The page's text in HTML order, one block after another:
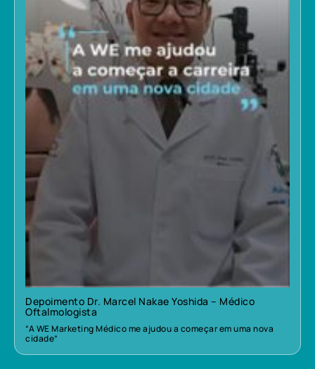
Depoimento Dr. Marcel Nakae Yoshida – Médico
Oftalmologista
“A WE Marketing Médico me ajudou a começar em uma nova
cidade”